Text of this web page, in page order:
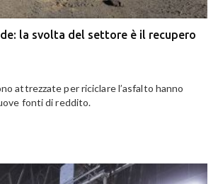
la svolta del settore è il recupero
attrezzate per riciclare l’asfalto hanno
fonti di reddito.